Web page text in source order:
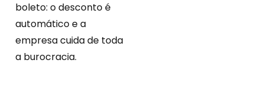
boleto: o desconto é
automático e a
empresa cuida de toda
a burocracia.